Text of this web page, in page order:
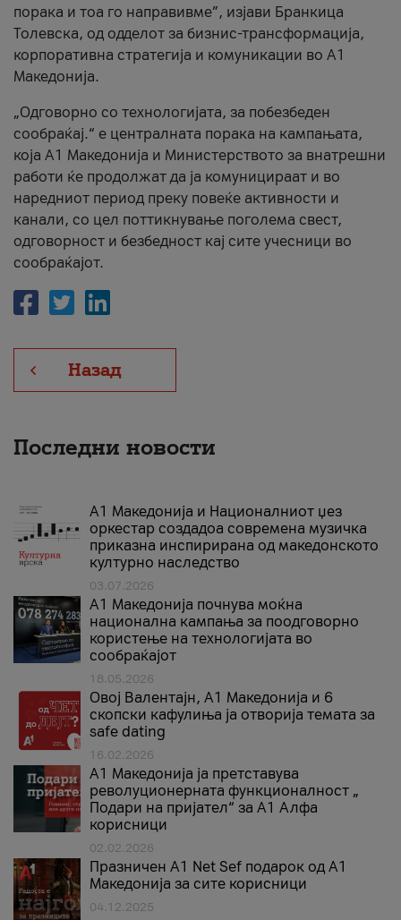
порака и тоа го направивме”, изјави Бранкица
Толевска, од одделот за бизнис-трансформација,
корпоративна стратегија и комуникации во А1
Македонија.
„Одговорно со технологијата, за побезбеден
сообраќај.“ е централната порака на кампањата,
која A1 Македонија и Министерството за внатрешни
работи ќе продолжат да ја комуницираат и во
наредниот период преку повеќе активности и
канали, со цел поттикнување поголема свест,
одговорност и безбедност кај сите учесници во
сообраќајот.
Назад
Последни новости
А1 Македонија и Националниот џез
оркестар создадоа современа музичка
приказна инспирирана од македонското
културно наследство
03.07.2026
A1 Македонија почнува моќна
национална кампања за поодговорно
користење на технологијата во
сообраќајот
18.05.2026
Овој Валентајн, A1 Македонија и 6
скопски кафулиња ја отворија темата за
safe dating
16.02.2026
А1 Македонија ја претставува
револуционерната функционалност „
Подари на пријател“ за А1 Алфа
корисници
02.02.2026
Празничен A1 Net Sеf подарок од А1
Македонија за сите корисници
04.12.2025